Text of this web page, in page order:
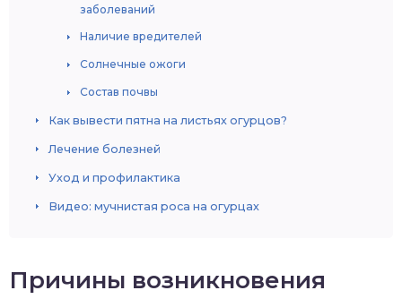
заболеваний
Наличие вредителей
Солнечные ожоги
Состав почвы
Как вывести пятна на листьях огурцов?
Лечение болезней
Уход и профилактика
Видео: мучнистая роса на огурцах
Причины возникновения